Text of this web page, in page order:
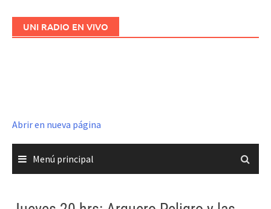
UNI RADIO EN VIVO
Abrir en nueva página
Menú principal